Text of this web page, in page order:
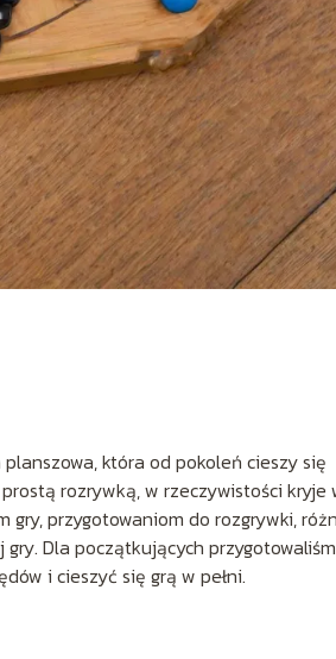
która od pokoleń cieszy się
rozrywką, w rzeczywistości kryje
przygotowaniom do rozgrywki,
Dla początkujących
i cieszyć się grą w pełni.